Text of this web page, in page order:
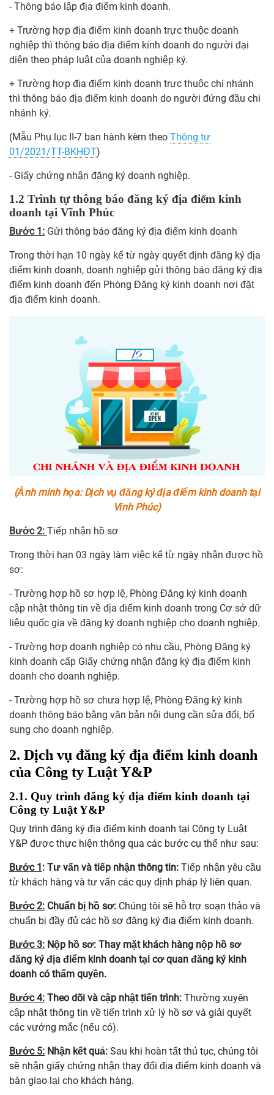
- Thông báo lập địa điểm kinh doanh.
+ Trường hợp địa điểm kinh doanh trực thuộc doanh
nghiệp thì thông báo địa điểm kinh doanh do người đại
diện theo pháp luật của doanh nghiệp ký.
+ Trường hợp địa điểm kinh doanh trực thuộc chi nhánh
thì thông báo địa điểm kinh doanh do người đứng đầu chi
nhánh ký.
(Mẫu Phụ lục II-7 ban hành kèm theo Thông tư
01/2021/TT-BKHĐT)
- Giấy chứng nhận đăng ký doanh nghiệp.
1.2 Trình tự thông báo đăng ký địa điểm kinh
doanh tại Vĩnh Phúc
Bước 1: Gửi thông báo đăng ký địa điểm kinh doanh
Trong thời hạn 10 ngày kể từ ngày quyết định đăng ký địa
điểm kinh doanh, doanh nghiệp gửi thông báo đăng ký địa
điểm kinh doanh đến Phòng Đăng ký kinh doanh nơi đặt
địa điểm kinh doanh.
(Ảnh minh họa: Dịch vụ đăng ký địa điểm kinh doanh tại
Vĩnh Phúc)
Bước 2: Tiếp nhận hồ sơ
Trong thời hạn 03 ngày làm việc kể từ ngày nhận được hồ
sơ:
- Trường hợp hồ sơ hợp lệ, Phòng Đăng ký kinh doanh
cập nhật thông tin về địa điểm kinh doanh trong Cơ sở dữ
liệu quốc gia về đăng ký doanh nghiệp cho doanh nghiệp.
- Trường hợp doanh nghiệp có nhu cầu, Phòng Đăng ký
kinh doanh cấp Giấy chứng nhận đăng ký địa điểm kinh
doanh cho doanh nghiệp.
- Trường hợp hồ sơ chưa hợp lệ, Phòng Đăng ký kinh
doanh thông báo bằng văn bản nội dung cần sửa đổi, bổ
sung cho doanh nghiệp.
2. Dịch vụ đăng ký địa điểm kinh doanh
của Công ty Luật Y&P
2.1. Quy trình đăng ký địa điểm kinh doanh tại
Công ty Luật Y&P
Quy trình đăng ký địa điểm kinh doanh tại Công ty Luật
Y&P được thực hiện thông qua các bước cụ thể như sau:
Bước 1 : Tư vấn và tiếp nhận thông tin: Tiếp nhận yêu cầu
từ khách hàng và tư vấn các quy định pháp lý liên quan.
Bước 2: Chuẩn bị hồ sơ: Chúng tôi sẽ hỗ trợ soạn thảo và
chuẩn bị đầy đủ các hồ sơ đăng ký địa điểm kinh doanh.
Bước 3: Nộp hồ sơ: Thay mặt khách hàng nộp hồ sơ
đăng ký địa điểm kinh doanh tại cơ quan đăng ký kinh
doanh có thẩm quyền.
Bước 4: Theo dõi và cập nhật tiến trình: Thường xuyên
cập nhật thông tin về tiến trình xử lý hồ sơ và giải quyết
các vướng mắc (nếu có).
Bước 5: Nhận kết quả: Sau khi hoàn tất thủ tục, chúng tôi
sẽ nhận giấy chứng nhận thay đổi địa điểm kinh doanh và
bàn giao lại cho khách hàng.